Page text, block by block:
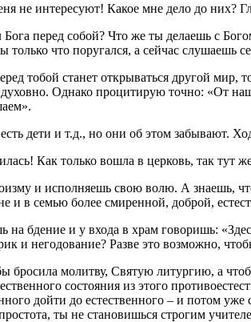
не интересуют! Какое мне дело до них?
перед собой? Что же ты делаешь с
только что поругался, а сейчас
тобой станет открываться другой мир,
Однако процитирую точно: «От
дети и т.д., но они об этом забывают.
Как только вошла в церковь, так тут
и исполняешь свою волю. А
и в семью более смиренной, доброй,
бдение и у входа в храм говоришь:
и негодование? Разве это возможно,
бросила молитву, Святую литургию, а
состояния из этого
дойти до естественного – и потом
ты не становишься строгим